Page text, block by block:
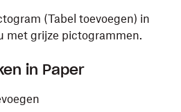
(Tabel toevoegen) in
met grijze pictogrammen.
in Paper